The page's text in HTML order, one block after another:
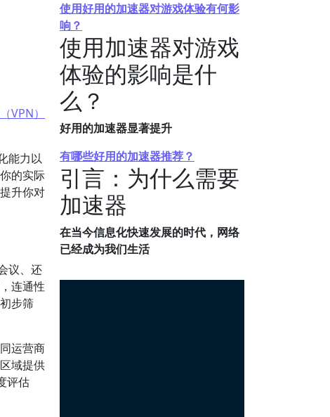
VPN）
能力以
的实际
升你对
议、还
连通性
步筛
运营商
域提供
评估
使用好用的加速器对游戏体验有何影
响？
使用加速器对游戏
体验的影响是什
么？
好用的加速器显著提升
有哪些好用的加速器推荐？
引言：为什么需要
加速器
在当今信息化快速发展的时代，网络
已经成为我们生活